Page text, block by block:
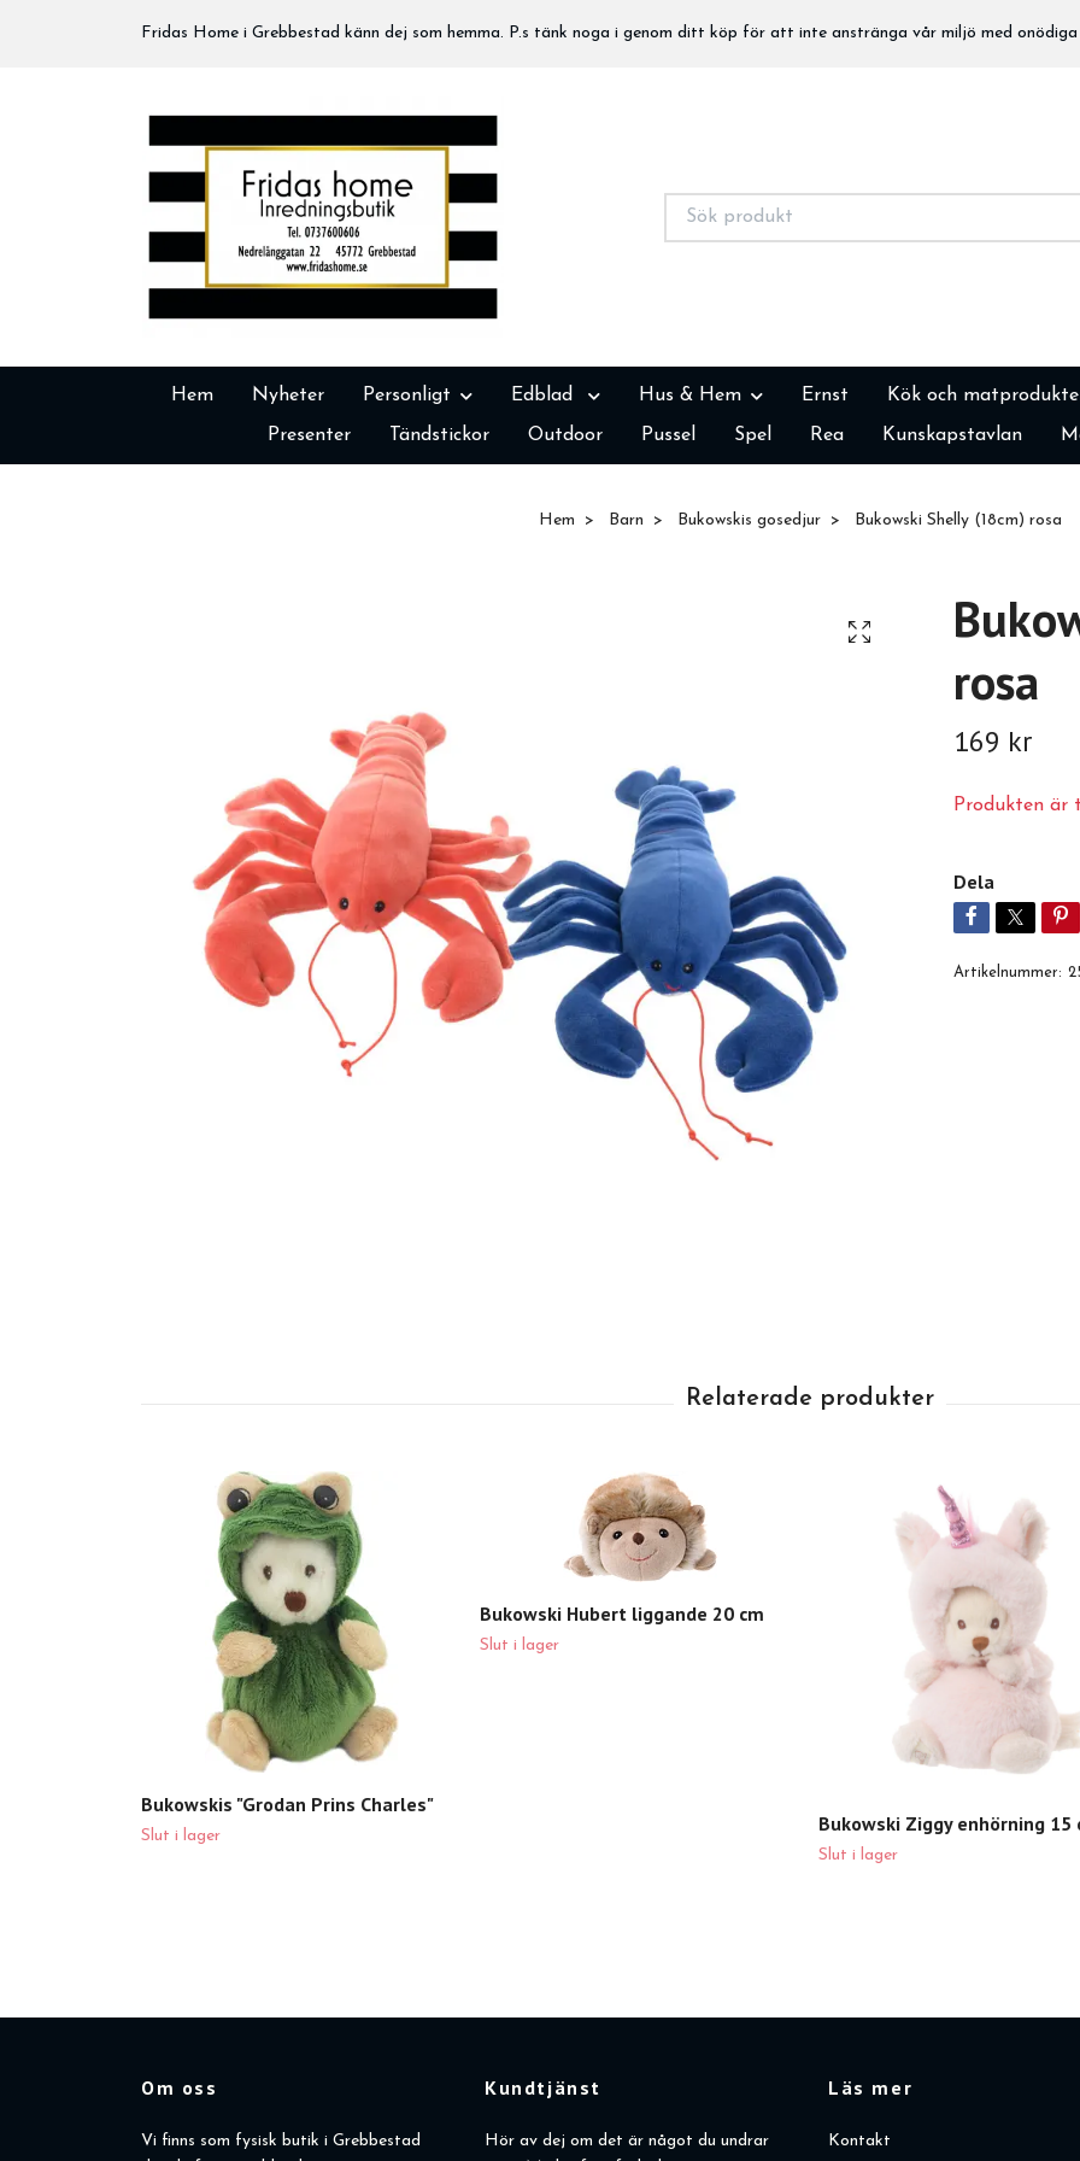
Fridas Home i Grebbestad känn dej som hemma. P.s tänk noga i genom ditt köp för att inte anstränga vår miljö med
Hem Nyheter Personligt Edblad Hus & Hem Ernst Kök och
Presenter Tändstickor Outdoor Pussel Spel Rea Kunskapstavlan
Hem Barn Bukowskis gosedjur Bukowski Shelly (18cm) rosa
rosa
169 kr
Produkten är
Dela
Artikelnummer:
Bukowskis "Grodan Prins Charles"
Slut i lager
Bukowski Hubert liggande 20 cm
Slut i lager
Bukowski Ziggy enhörning 15
Slut i lager
Om oss
Vi finns som fysisk butik i Grebbestad
Kundtjänst
Hör av dej om det är något du undrar
Läs mer
Kontakt